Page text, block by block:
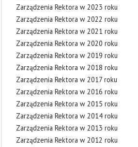
Zarządzenia Rektora w 2023 roku
Zarządzenia Rektora w 2022 roku
Zarządzenia Rektora w 2021 roku
Zarządzenia Rektora w 2020 roku
Zarządzenia Rektora w 2019 roku
Zarządzenia Rektora w 2018 roku
Zarządzenia Rektora w 2017 roku
Zarządzenia Rektora w 2016 roku
Zarządzenia Rektora w 2015 roku
Zarządzenia Rektora w 2014 roku
Zarządzenia Rektora w 2013 roku
Zarządzenia Rektora w 2012 roku